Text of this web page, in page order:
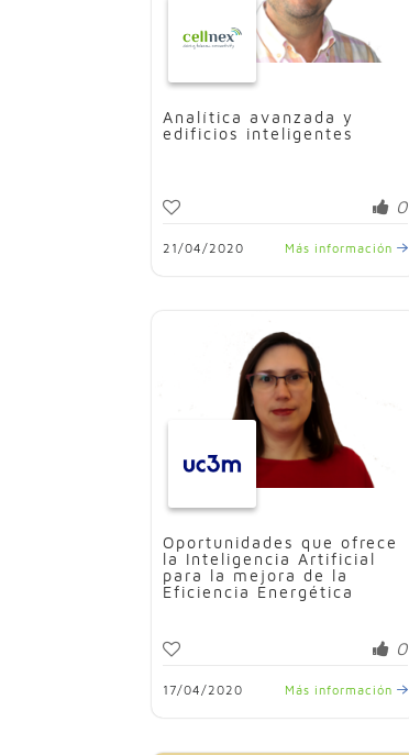
Analítica avanzada y
edificios inteligentes
0
21/04/2020 Más información
Oportunidades que ofrece
la Inteligencia Artificial
para la mejora de la
Eficiencia Energética
0
17/04/2020 Más información